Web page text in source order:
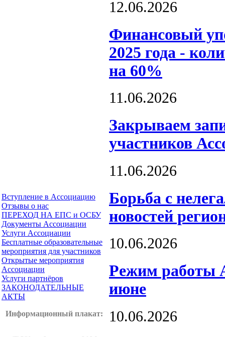
Вступление в Ассоциацию
Отзывы о нас
ПЕРЕХОД НА ЕПС и ОСБУ
Документы Ассоциации
Услуги Ассоциации
Бесплатные образовательные
мероприятия для участников
Открытые мероприятия
Ассоциации
Услуги партнёров
ЗАКОНОДАТЕЛЬНЫЕ
АКТЫ
Информационный плакат:
12.06.2026
Финансовый
2025 года -
на 60%
11.06.2026
Закрываем
участников
11.06.2026
Борьба с
новостей
10.06.2026
Режим работы
июне
10.06.2026